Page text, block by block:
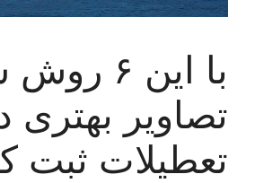
با این ۶
تصاویر بهتری
تعطیلات ثبت